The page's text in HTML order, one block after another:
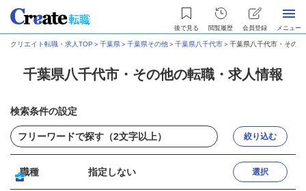
後で見る 閲覧履歴 会員登録 メニュー
クリエイト転職・求人TOP ＞千葉県＞千葉県その他＞千葉県八千代市＞千葉県八千代市・その
千葉県八千代市・その他の転職・求人情報
検索条件の設定
絞り込む
職種 指定しない 選択